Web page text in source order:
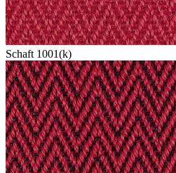
Schaft 1001(k)